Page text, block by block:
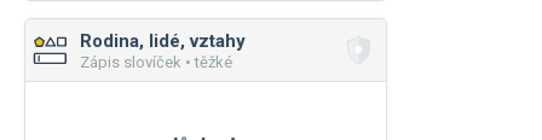
Rodina, lidé, vztahy
Zápis slovíček • těžké